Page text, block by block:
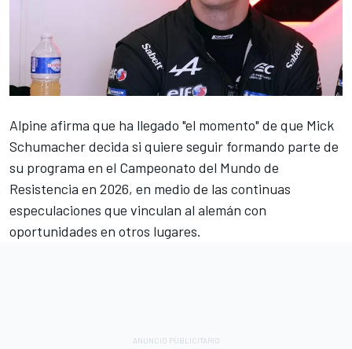
Alpine afirma que ha llegado "el momento" de que Mick
Schumacherdecida si quiere seguir formando parte de
su programa en el Campeonato del Mundo de
Resistencia en 2026, en medio de las continuas
especulaciones que vinculan al alemán con
oportunidades en otros lugares.